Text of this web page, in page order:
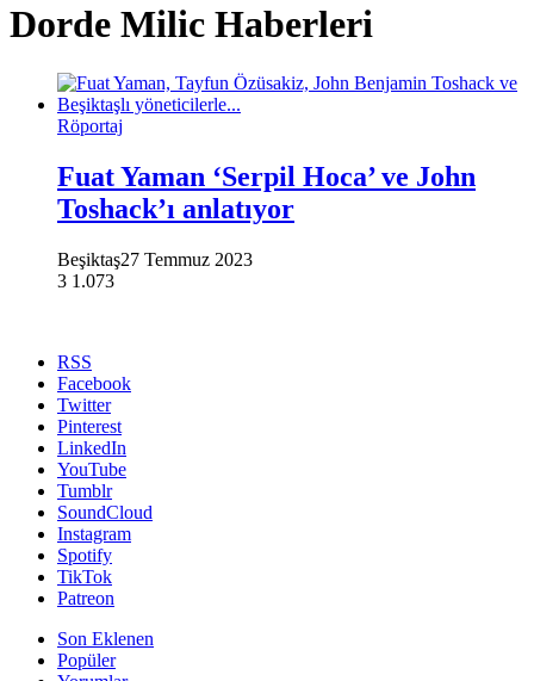
Dorde Milic Haberleri
Röportaj
Fuat Yaman ‘Serpil Hoca’ ve John
Toshack’ı anlatıyor
Beşiktaş27 Temmuz 2023
3 1.073
RSS
Facebook
Twitter
Pinterest
LinkedIn
YouTube
Tumblr
SoundCloud
Instagram
Spotify
TikTok
Patreon
Son Eklenen
Popüler